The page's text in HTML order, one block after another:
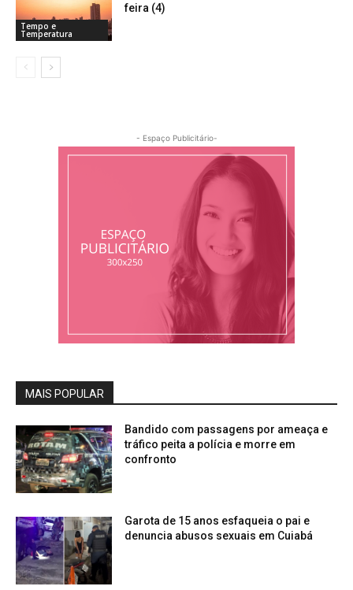
Tempo e
Temperatura
feira (4)
- Espaço Publicitário-
MAIS POPULAR
Bandido com passagens por ameaça e
tráfico peita a polícia e morre em
confronto
Garota de 15 anos esfaqueia o pai e
denuncia abusos sexuais em Cuiabá